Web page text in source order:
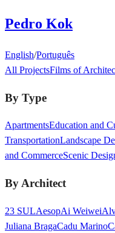
Pedro Kok
English/Português
All ProjectsFilms of
By Type
ApartmentsEducation and
TransportationLandscape
and CommerceScenic
By Architect
23 SULAesopAi Weiwei
Juliana BragaCadu Marino